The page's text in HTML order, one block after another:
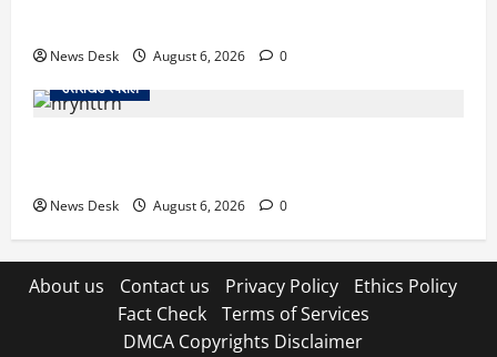
News Desk August 6, 2026
0
उत्तराखंड स्पेशल
News Desk August 6, 2026 0
About us Contact us Privacy Policy
Ethics Policy
Fact Check
Terms of Services
DMCA Copyrights Disclaimer